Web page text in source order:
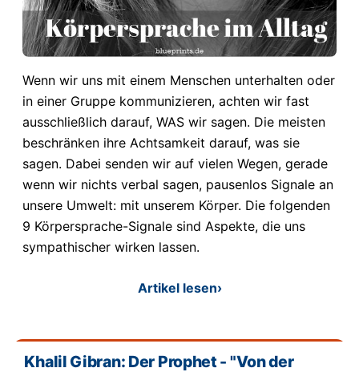
Wenn wir uns mit einem Menschen unterhalten oder
in einer Gruppe kommunizieren, achten wir fast
ausschließlich darauf, WAS wir sagen. Die meisten
beschränken ihre Achtsamkeit darauf, was sie
sagen. Dabei senden wir auf vielen Wegen, gerade
wenn wir nichts verbal sagen, pausenlos Signale an
unsere Umwelt: mit unserem Körper. Die folgenden
9 Körpersprache-Signale sind Aspekte, die uns
sympathischer wirken lassen.
Artikel lesen›
Khalil Gibran: Der Prophet - "Von der